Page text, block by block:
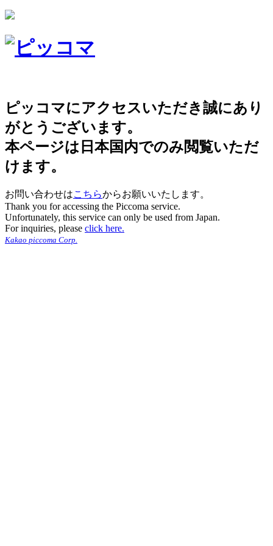
ピッコマにアクセスいただき誠にあり
がとうございます。
本ページは日本国内でのみ閲覧いただ
けます。
お問い合わせはこちらからお願いいたします。
Thank you for accessing the Piccoma service.
Unfortunately, this service can only be used from Japan.
For inquiries, please click here.
Kakao piccoma Corp.